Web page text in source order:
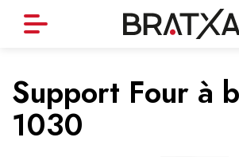
Support Four à
1030